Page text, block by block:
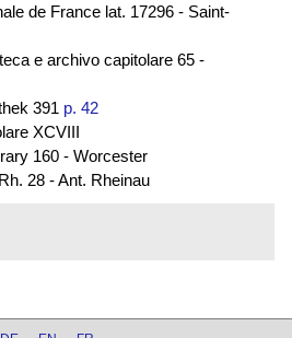
de France lat. 17296 - Saint-
e archivo capitolare 65 -
391 p. 42
XCVIII
160 - Worcester
28 - Ant. Rheinau